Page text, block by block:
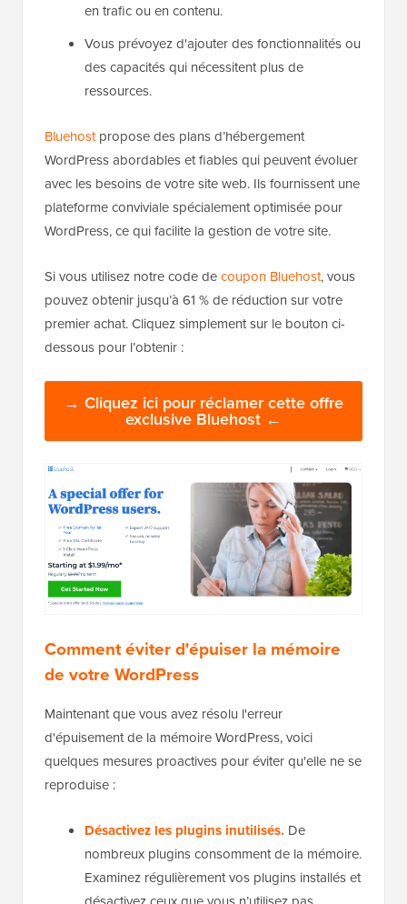
en trafic ou en contenu.
Vous prévoyez d'ajouter des fonctionnalités ou
des capacités qui nécessitent plus de
ressources.
Bluehostpropose des plans d’hébergement
WordPress abordables et fiables qui peuvent évoluer
avec les besoins de votre site web. Ils fournissent une
plateforme conviviale spécialement optimisée pour
WordPress, ce qui facilite la gestion de votre site.
Si vous utilisez notre code decoupon Bluehost, vous
pouvez obtenir jusqu’à 61 % de réduction sur votre
premier achat. Cliquez simplement sur le bouton ci-
dessous pour l’obtenir :
→ Cliquez ici pour réclamer cette offre
exclusive Bluehost ←
Comment éviter d'épuiser la mémoire
de votre WordPress
Maintenant que vous avez résolu l'erreur
d'épuisement de la mémoire WordPress, voici
quelques mesures proactives pour éviter qu'elle ne se
reproduise :
Désactivez les plugins inutilisés. De
nombreux plugins consomment de la mémoire.
Examinez régulièrement vos plugins installés et